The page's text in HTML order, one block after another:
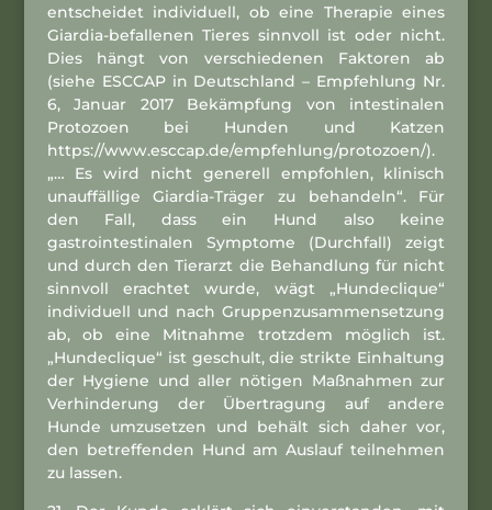
entscheidet individuell, ob eine Therapie eines
Giardia-befallenen Tieres sinnvoll ist oder nicht.
Dies hängt von verschiedenen Faktoren ab
(siehe ESCCAP in Deutschland – Empfehlung Nr.
6, Januar 2017 Bekämpfung von intestinalen
Protozoen bei Hunden und Katzen
https://www.esccap.de/empfehlung/protozoen/).
„… Es wird nicht generell empfohlen, klinisch
unauffällige Giardia-Träger zu behandeln“. Für
den Fall, dass ein Hund also keine
gastrointestinalen Symptome (Durchfall) zeigt
und durch den Tierarzt die Behandlung für nicht
sinnvoll erachtet wurde, wägt „Hundeclique“
individuell und nach Gruppenzusammensetzung
ab, ob eine Mitnahme trotzdem möglich ist.
„Hundeclique“ ist geschult, die strikte Einhaltung
der Hygiene und aller nötigen Maßnahmen zur
Verhinderung der Übertragung auf andere
Hunde umzusetzen und behält sich daher vor,
den betreffenden Hund am Auslauf teilnehmen
zu lassen.